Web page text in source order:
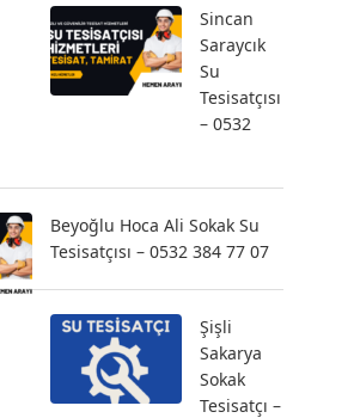
Sincan
Saraycık
Su
Tesisatçısı
– 0532
Beyoğlu Hoca Ali Sokak Su
Tesisatçısı – 0532 384 77 07
Şişli
Sakarya
Sokak
Tesisatçı –